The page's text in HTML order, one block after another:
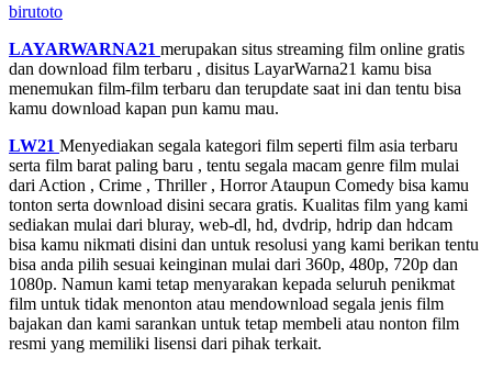
birutoto
LAYARWARNA21 merupakan situs streaming film online gratis
dan download film terbaru , disitus LayarWarna21 kamu bisa
menemukan film-film terbaru dan terupdate saat ini dan tentu bisa
kamu download kapan pun kamu mau.
LW21 Menyediakan segala kategori film seperti film asia terbaru
serta film barat paling baru , tentu segala macam genre film mulai
dari Action , Crime , Thriller , Horror Ataupun Comedy bisa kamu
tonton serta download disini secara gratis. Kualitas film yang kami
sediakan mulai dari bluray, web-dl, hd, dvdrip, hdrip dan hdcam
bisa kamu nikmati disini dan untuk resolusi yang kami berikan tentu
bisa anda pilih sesuai keinginan mulai dari 360p, 480p, 720p dan
1080p. Namun kami tetap menyarakan kepada seluruh penikmat
film untuk tidak menonton atau mendownload segala jenis film
bajakan dan kami sarankan untuk tetap membeli atau nonton film
resmi yang memiliki lisensi dari pihak terkait.